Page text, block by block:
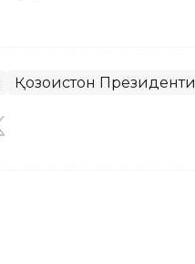
Қозоғистон Президенти